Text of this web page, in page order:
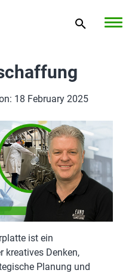
18 February 2025
ist ein
kreatives Denken,
Planung und